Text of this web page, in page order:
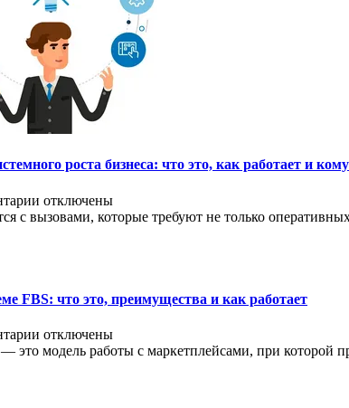
роста бизнеса: что это, как работает и
к
записи
роста
что
это,
как
отключены
с вызовами, которые требуют не только
FBS: что это, преимущества и как работает
к
записи
отключены
модель работы с маркетплейсами, при которой